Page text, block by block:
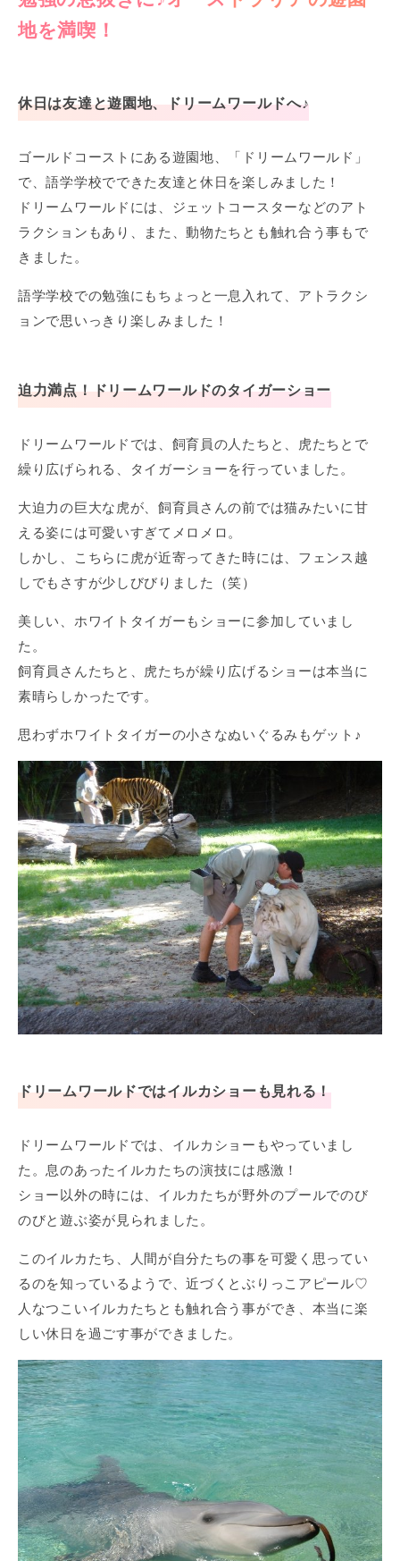
地を満喫！
休日は友達と遊園地、ドリームワールドへ♪
ゴールドコーストにある遊園地、「ドリームワールド」
で、語学学校でできた友達と休日を楽しみました！
ドリームワールドには、ジェットコースターなどのアト
ラクションもあり、また、動物たちとも触れ合う事もで
きました。
語学学校での勉強にもちょっと一息入れて、アトラクシ
ョンで思いっきり楽しみました！
迫力満点！ドリームワールドのタイガーショー
ドリームワールドでは、飼育員の人たちと、虎たちとで
繰り広げられる、タイガーショーを行っていました。
大迫力の巨大な虎が、飼育員さんの前では猫みたいに甘
える姿には可愛いすぎてメロメロ。
しかし、こちらに虎が近寄ってきた時には、フェンス越
しでもさすが少しびびりました（笑）
美しい、ホワイトタイガーもショーに参加していまし
た。
飼育員さんたちと、虎たちが繰り広げるショーは本当に
素晴らしかったです。
思わずホワイトタイガーの小さなぬいぐるみもゲット♪
ドリームワールドではイルカショーも見れる！
ドリームワールドでは、イルカショーもやっていまし
た。息のあったイルカたちの演技には感激！
ショー以外の時には、イルカたちが野外のプールでのび
のびと遊ぶ姿が見られました。
このイルカたち、人間が自分たちの事を可愛く思ってい
るのを知っているようで、近づくとぶりっこアピール♡
人なつこいイルカたちとも触れ合う事ができ、本当に楽
しい休日を過ごす事ができました。